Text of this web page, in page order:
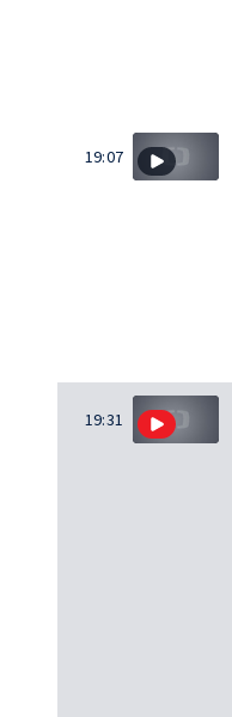
19:07
19:31